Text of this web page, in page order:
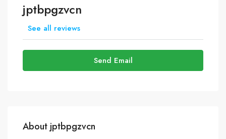
jptbpgzvcn
See all reviews
Send Email
About jptbpgzvcn